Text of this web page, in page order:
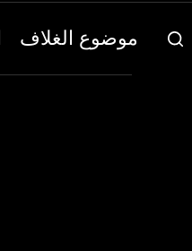
موضوع الغلاف